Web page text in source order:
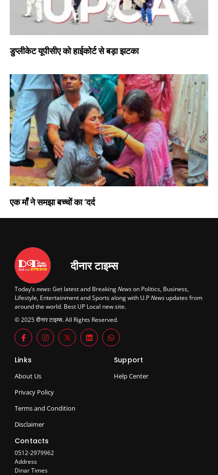
डुप्लीकेट यूपीसीए को हाईकोर्ट से बड़ा झटका
एक माँ ने समझा बच्चों का ‘दर्द
दीनार टाइम्स
Today’snews: Get latest and BreakingNewson Politics, Business,
Lifestyle, Entertainment and Sports along with U.PNews updates from
around the world. Best UP Local new site.
© 2025 दीनार टाइम्स. All Rights Reserved.
Links
About Us
Privacy Policy
Terms and Condition
Disclaimer
Support
Help Center
Contacts
0512-2979962
Address
Dinar Times